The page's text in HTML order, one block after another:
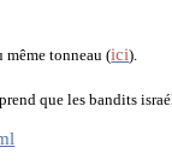
même tonneau (ici).
que les bandits